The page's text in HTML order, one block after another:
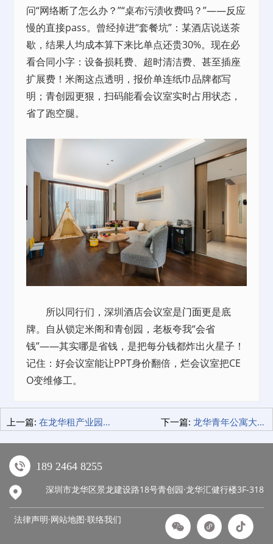
问“网络断了怎么办？”“桌布污渍收费吗？”——反应
慢的直接pass。曾经掉进“套餐坑”：某酒店说送茶
歇，结果人均成本算下来比单点还贵30%。现在必
看合同小字：设备损耗费、超时清洁费、甚至插座
扩展费！米阁这点透明，报价单连纸巾品牌都写
明；青创园更狠，扫码能看会议室实时占用状态，
省了跑空腿。
所以同行们，深圳酒店会议室是门面更是底
牌。自从锁定米阁和青创园，老板夸我“会省
钱”——其实哪是省钱，是把每分钱都炸出火星子！
记住：好会议室能让PPT身价翻倍，烂会议室把CE
O变维修工。
上一篇: 在龙华租产业园三年，我摸透了这些潜规则！ 下一篇: 龙华青年公寓大揭秘：新手租客的血泪教训与惊喜！
189 2464 8255
深圳市龙华区景龙建设路18号青创园·龙华汇健行楼3F-318
法律声明·网站地图·联络我们